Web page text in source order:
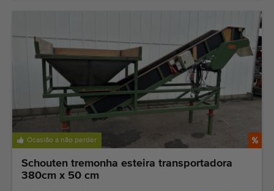
Ocasião a não perder
Schouten tremonha esteira transportadora
380cm x 50 cm